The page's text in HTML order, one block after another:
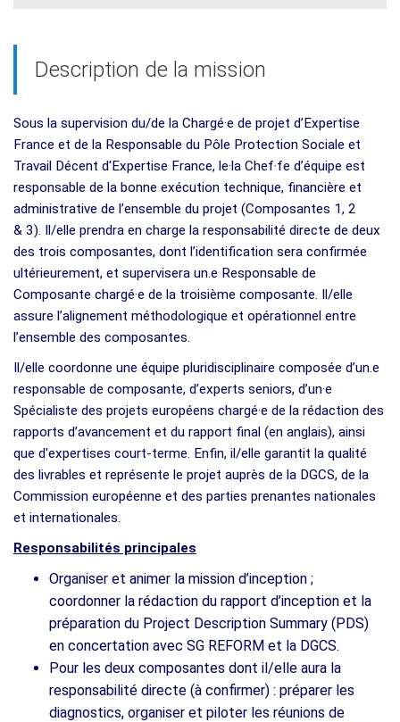
Description de la mission
Sous la supervision du/de la Chargé·e de projet d’Expertise
France et de la Responsable du Pôle Protection Sociale et
Travail Décent d'Expertise France, le·la Chef·fe d’équipe est
responsable de la bonne exécution technique, financière et
administrative de l’ensemble du projet (Composantes 1, 2
& 3). Il/elle prendra en charge la responsabilité directe de deux
des trois composantes, dont l’identification sera confirmée
ultérieurement, et supervisera un.e Responsable de
Composante chargé·e de la troisième composante. Il/elle
assure l’alignement méthodologique et opérationnel entre
l’ensemble des composantes.
Il/elle coordonne une équipe pluridisciplinaire composée d’un.e
responsable de composante, d’experts seniors, d’un·e
Spécialiste des projets européens chargé·e de la rédaction des
rapports d’avancement et du rapport final (en anglais), ainsi
que d'expertises court-terme. Enfin, il/elle garantit la qualité
des livrables et représente le projet auprès de la DGCS, de la
Commission européenne et des parties prenantes nationales
et internationales.
Responsabilités principales
Organiser et animer la mission d’inception ;
coordonner la rédaction du rapport d’inception et la
préparation du Project Description Summary (PDS)
en concertation avec SG REFORM et la DGCS.
Pour les deux composantes dont il/elle aura la
responsabilité directe (à confirmer) : préparer les
diagnostics, organiser et piloter les réunions de